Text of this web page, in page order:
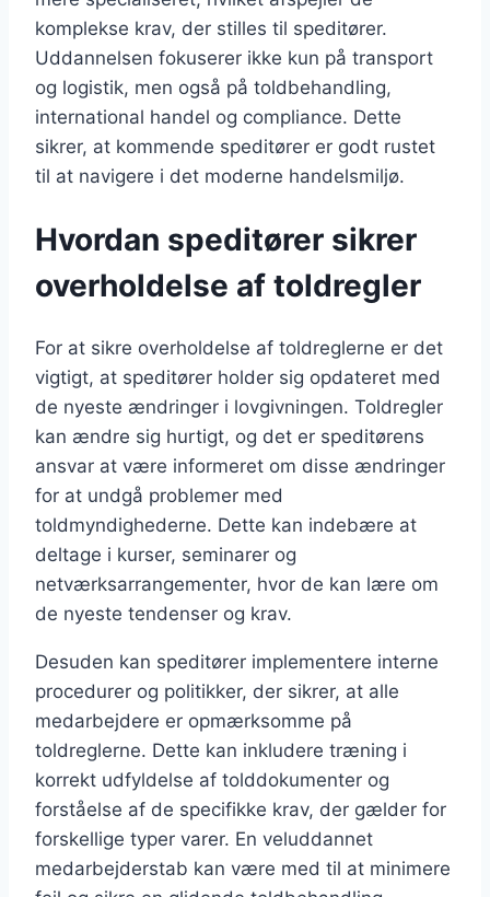
komplekse krav, der stilles til speditører.
Uddannelsen fokuserer ikke kun på transport
og logistik, men også på toldbehandling,
international handel og compliance. Dette
sikrer, at kommende speditører er godt rustet
til at navigere i det moderne handelsmiljø.
Hvordan speditører sikrer
overholdelse af toldregler
For at sikre overholdelse af toldreglerne er det
vigtigt, at speditører holder sig opdateret med
de nyeste ændringer i lovgivningen. Toldregler
kan ændre sig hurtigt, og det er speditørens
ansvar at være informeret om disse ændringer
for at undgå problemer med
toldmyndighederne. Dette kan indebære at
deltage i kurser, seminarer og
netværksarrangementer, hvor de kan lære om
de nyeste tendenser og krav.
Desuden kan speditører implementere interne
procedurer og politikker, der sikrer, at alle
medarbejdere er opmærksomme på
toldreglerne. Dette kan inkludere træning i
korrekt udfyldelse af tolddokumenter og
forståelse af de specifikke krav, der gælder for
forskellige typer varer. En veluddannet
medarbejderstab kan være med til at minimere